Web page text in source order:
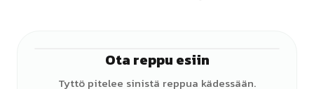
Ota reppu esiin
Tyttö pitelee sinistä reppua kädessään.